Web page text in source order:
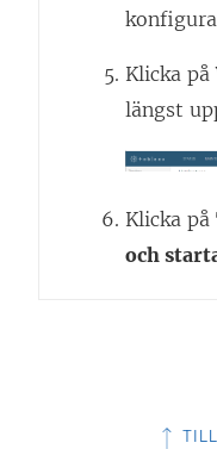
Klicka på
längst
Klicka på
och